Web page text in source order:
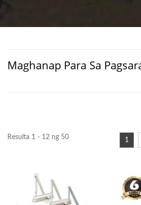
D&D
Maghanap Para Sa
Resulta 1 - 12 ng 50 1